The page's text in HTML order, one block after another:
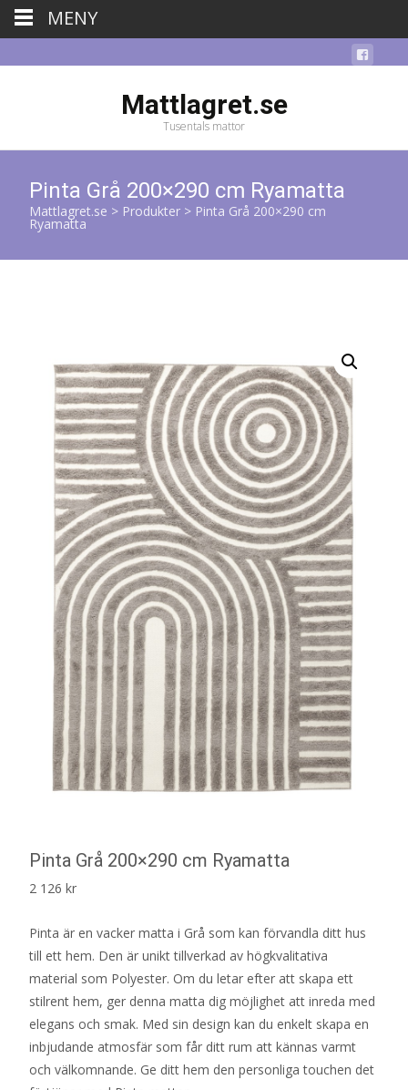
Mattlagret.se
Tusentals mattor
Pinta Grå 200×290 cm Ryamatta
Mattlagret.se > Produkter > Pinta Grå 200×290 cm
Ryamatta
Pinta Grå 200×290 cm Ryamatta
2 126 kr
Pinta är en vacker matta i Grå som kan förvandla ditt hus
till ett hem. Den är unikt tillverkad av högkvalitativa
material som Polyester. Om du letar efter att skapa ett
stilrent hem, ger denna matta dig möjlighet att inreda med
elegans och smak. Med sin design kan du enkelt skapa en
inbjudande atmosfär som får ditt rum att kännas varmt
och välkomnande. Ge ditt hem den personliga touchen det
MENY